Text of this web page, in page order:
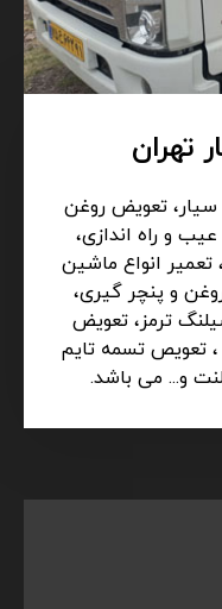
سیار، تعویض روغن
و راه اندازی،
تعمیر انواع ماشین
و پنچر گیری،
ترمز، تعویض
تعویص تسمه تایم
و... می باشد.